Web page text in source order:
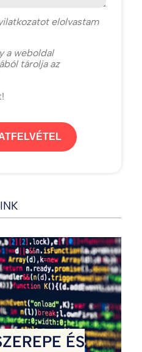
ot elolvastam
a weboldal
tárolja az
ÉS